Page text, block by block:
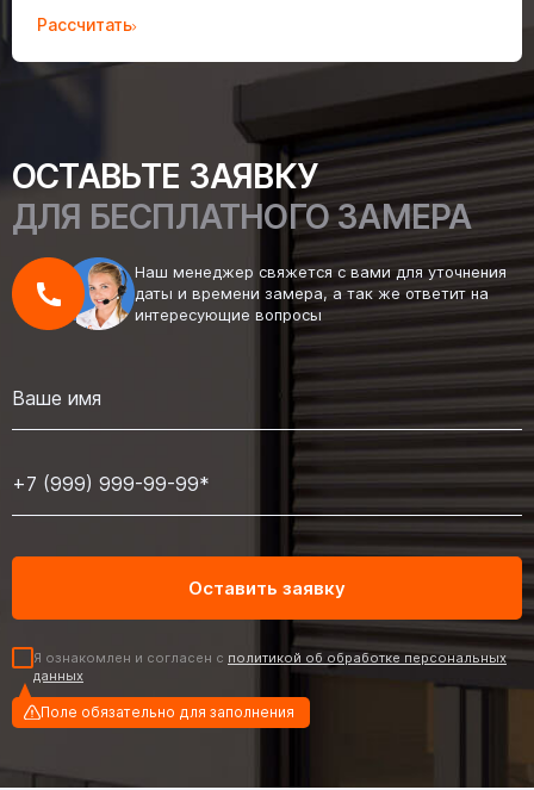
Рассчитать
ОСТАВЬТЕ ЗАЯВКУ
ДЛЯ БЕСПЛАТНОГО ЗАМЕРА
Наш менеджер свяжется с вами для уточнения
даты и времени замера, а так же ответит на
интересующие вопросы
Я ознакомлен и согласен с политикой об обработке персональных
данных
Поле обязательно для заполнения